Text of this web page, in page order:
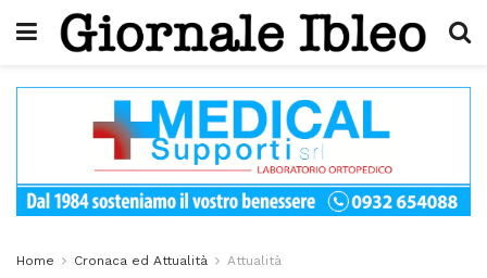
Home Cronaca ed Attualità Attualità